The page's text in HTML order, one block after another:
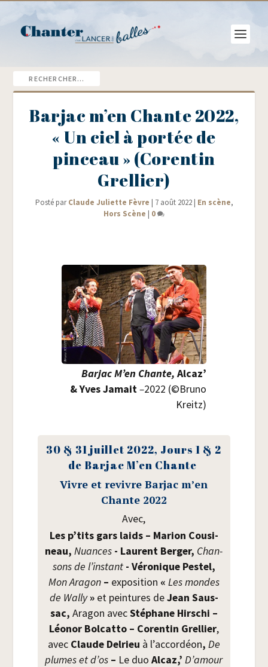
Barjac m’en Chante 2022,
« Un ciel à portée de
pinceau » (Corentin
Grellier)
Posté parClaude Juliette Fèvre | 7 août 2022| En scène,
Hors Scène | 0
Bar­jac M’en Chante, Alcaz’
& Yves Jamait–2022 (©Bru­no
Kreitz)
30 & 31 juillet 2022, Jours 1 & 2
de Bar­jac M’en Chante
Vivre et revivre Bar­jac m’en
Chante 2022
Avec,
Les p’tits gars laids – Marion Cou­si­
neau,Nuances - Laurent Ber­ger, Chan­
sons de l’instant - Véro­nique Pes­tel,
Mon Ara­gon– expo­si­tion « Les mondes
de Wal­ly» et pein­tures deJean Saus­
sac, Ara­gon avecSté­phane Hir­schi –
Léo­nor Bol­cat­to – Coren­tin Grel­lier,
avecClaude Del­rieu à l’accordéon, De
plumes et d’os – Le duo Alcaz,’D’amour